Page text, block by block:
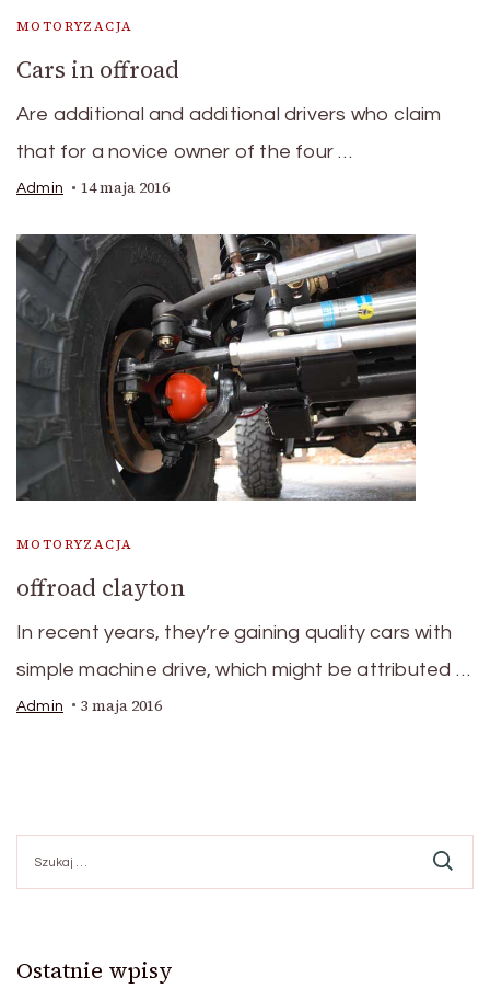
MOTORYZACJA
Cars in offroad
Are additional and additional drivers who claim
that for a novice owner of the four …
Admin 14 maja 2016
MOTORYZACJA
offroad clayton
In recent years, they’re gaining quality cars with
simple machine drive, which might be attributed …
Admin 3 maja 2016
Ostatnie wpisy